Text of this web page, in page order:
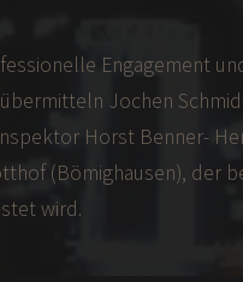
Engagement
Jochen
Horst Benner-
(Bömighausen), der
wird.